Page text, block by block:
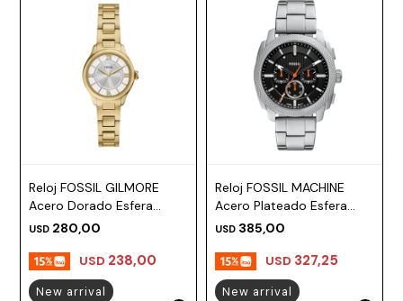
Reloj FOSSIL GILMORE
Acero Dorado Esfera
28mm
USD 280,00
USD 238,00
New arrival
Reloj FOSSIL MACHINE
Acero Plateado Esfera
42mm
USD 385,00
USD 327,25
New arrival